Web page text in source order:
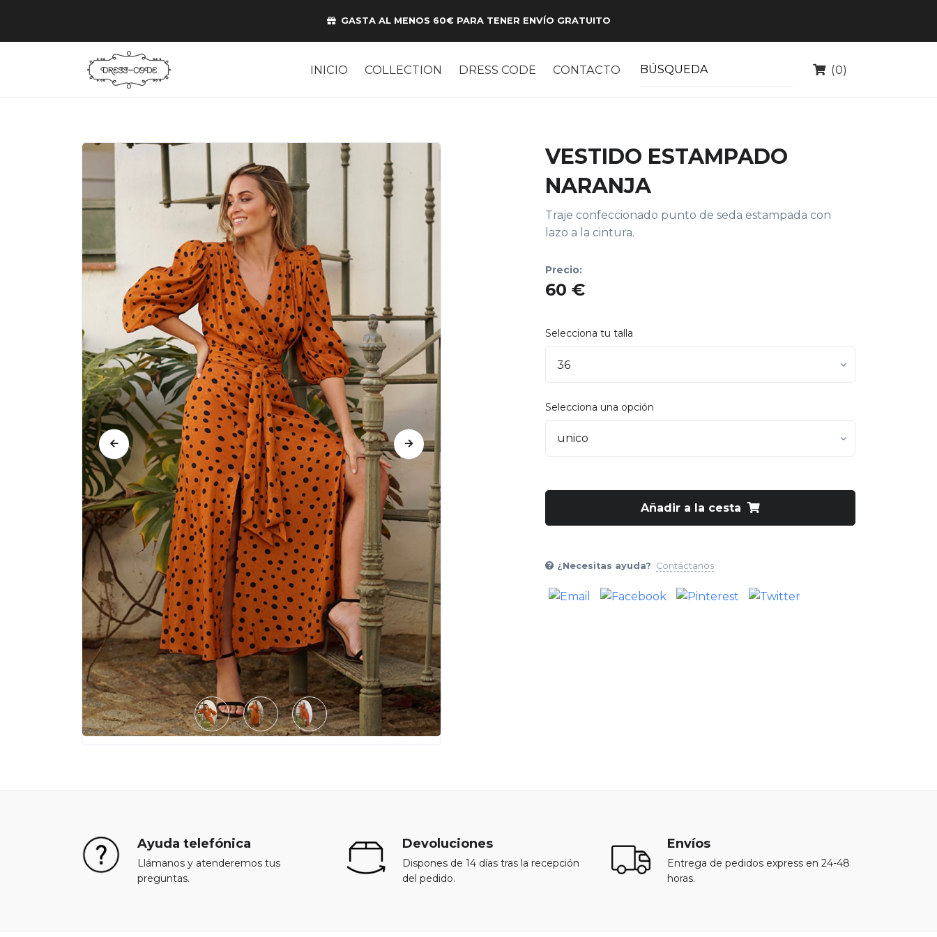
GASTA AL MENOS 60€ PARA TENER ENVÍO GRATUITO
INICIO COLLECTION DRESS CODE CONTACTO (0)
VESTIDO ESTAMPADO
NARANJA
Traje confeccionado punto de seda estampada con
lazo a la cintura.
Precio:
60 €
Selecciona tu talla
Selecciona una opción
Añadir a la cesta
¿Necesitas ayuda? Contáctanos
Ayuda telefónica
Llámanos y atenderemos tus
preguntas.
Devoluciones
Dispones de 14 días tras la recepción
del pedido.
Envíos
Entrega de pedidos express en 24-48
horas.